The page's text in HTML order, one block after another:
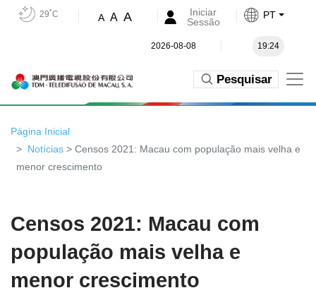
29˚C A A A
Iniciar
Sessão
PT
2026-08-08 19:24
Pesquisar
Página Inicial
Notícias > Censos 2021: Macau com população mais velha e
menor crescimento
Censos 2021: Macau com
população mais velha e
menor crescimento